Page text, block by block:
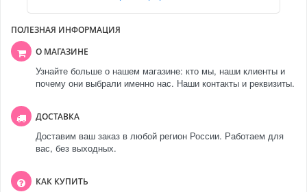
ПОЛЕЗНАЯ ИНФОРМАЦИЯ
О МАГАЗИНЕ
Узнайте больше о нашем магазине: кто мы, наши клиенты и
почему они выбрали именно нас. Наши контакты и реквизиты.
ДОСТАВКА
Доставим ваш заказ в любой регион России. Работаем для
вас, без выходных.
КАК КУПИТЬ